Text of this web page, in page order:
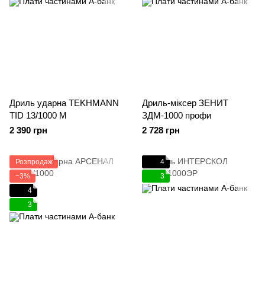
Дриль ударна TEKHMANN
TID 13/1000 М
2 390 грн
Дриль-міксер ЗЕНИТ
ЗДМ-1000 профи
2 728 грн
Розпродаж
−3%
4
3
4
3